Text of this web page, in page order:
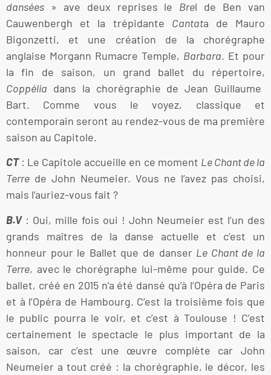
dansées » ave deux reprises le Brel de Ben van
Cauwenbergh et la trépidante Cantata de Mauro
Bigonzetti, et une création de la chorégraphe
anglaise Morgann Rumacre Temple, Barbara. Et pour
la fin de saison, un grand ballet du répertoire,
Coppélia dans la chorégraphie de Jean Guillaume
Bart. Comme vous le voyez, classique et
contemporain seront au rendez-vous de ma première
saison au Capitole.
CT: Le Capitole accueille en ce moment Le Chant de la
Terre de John Neumeier. Vous ne l’avez pas choisi,
mais l’auriez-vous fait ?
B.V: Oui, mille fois oui ! John Neumeier est l’un des
grands maîtres de la danse actuelle et c’est un
honneur pour le Ballet que de danser Le Chant de la
Terre, avec le chorégraphe lui-même pour guide. Ce
ballet, créé en 2015 n’a été dansé qu’à l’Opéra de Paris
et à l’Opéra de Hambourg. C’est la troisième fois que
le public pourra le voir, et c’est à Toulouse ! C’est
certainement le spectacle le plus important de la
saison, car c’est une œuvre complète car John
Neumeier a tout créé : la chorégraphie, le décor, les